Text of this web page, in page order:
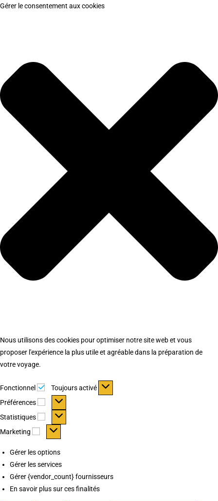
Gérer le consentement aux cookies
Nous utilisons des cookies pour optimiser notre site web et vous
proposer l'expérience la plus utile et agréable dans la préparation de
votre voyage.
Fonctionnel Fonctionnel
Toujours activé
Préférences
Préférences
Statistiques Statistiques
Marketing Marketing
Gérer les options
Gérer les services
Gérer {vendor_count} fournisseurs
En savoir plus sur ces finalités